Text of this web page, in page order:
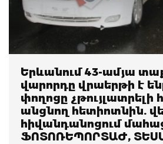
Երևանում 43-ամյա
վարորդը վրաերթի է
փողոցը
անցնող հետիոտնին.
հիվանդանոցում
ՖՈՏՈՌԵՊՈՐՏԱԺ,